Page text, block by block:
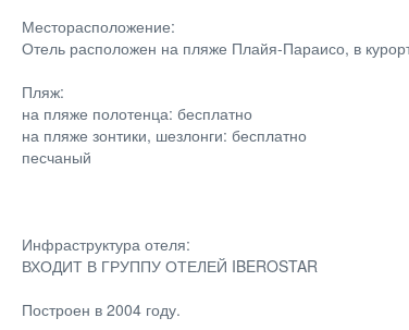
Месторасположение:
Отель расположен на пляже Плайя-Параисо, в
Пляж:
на пляже полотенца: бесплатно
на пляже зонтики, шезлонги: бесплатно
песчаный
Инфраструктура отеля:
ВХОДИТ В ГРУППУ ОТЕЛЕЙ IBEROSTAR
Построен в 2004 году.